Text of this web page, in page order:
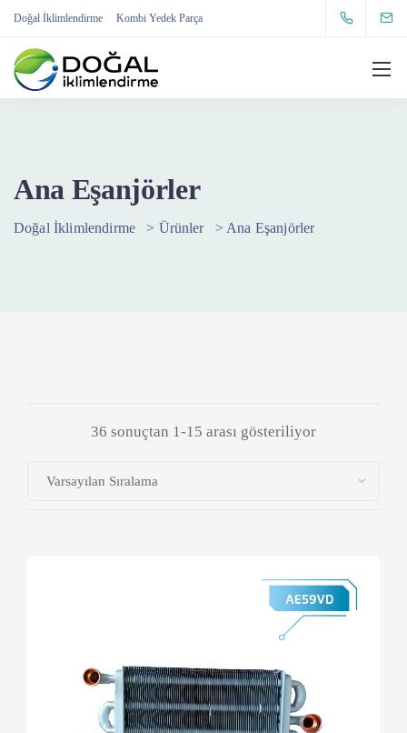
Doğal İklimlendirme Kombi Yedek Parça
Ana Eşanjörler
Doğal İklimlendirme > Ürünler > Ana Eşanjörler
36 sonuçtan 1-15 arası gösteriliyor